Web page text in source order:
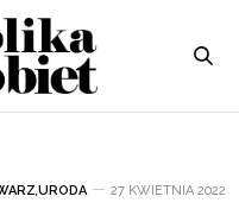
,URODA 27 KWIETNIA 2022